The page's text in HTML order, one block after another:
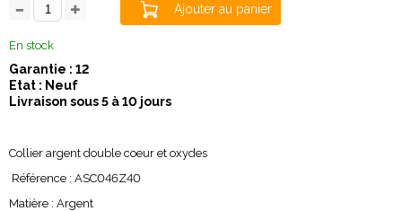
Ajouter au panier
En stock
Garantie : 12
Etat : Neuf
Livraison sous 5 à 10 jours
Collier argent double coeur et oxydes
Référence : ASC046Z40
Matière : Argent